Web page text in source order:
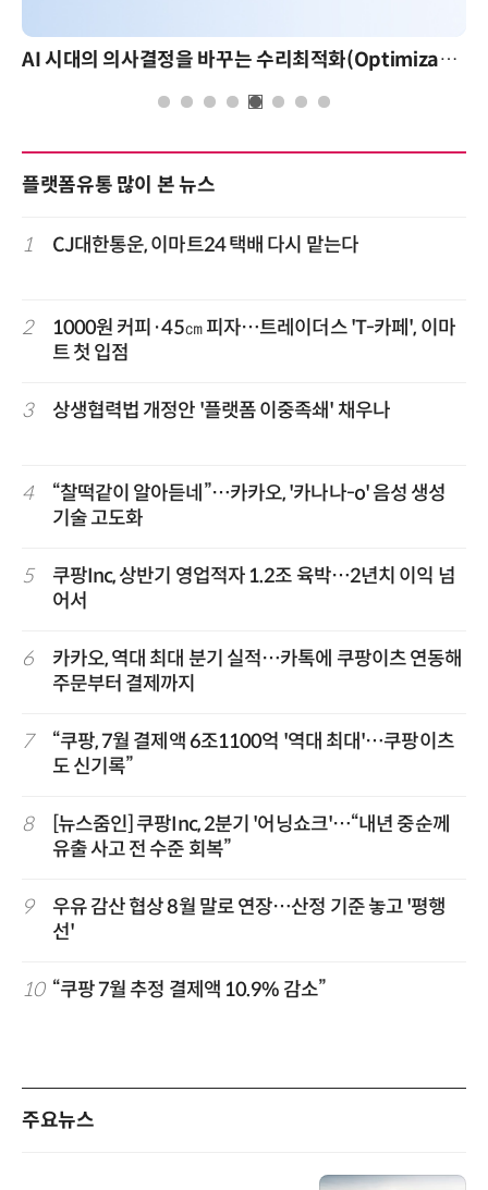
AI 시대의 의사결정을 바꾸는 수리최적화(Optimization): 실제 산업 적용 사례와 활용 전략
플랫폼유통 많이 본 뉴스
1 CJ대한통운, 이마트24 택배 다시 맡는다
2
1000원 커피·45㎝ 피자…트레이더스 'T-카페', 이마
트 첫 입점
3 상생협력법 개정안 '플랫폼 이중족쇄' 채우나
4
“찰떡같이 알아듣네”…카카오, '카나나-o' 음성 생성
기술 고도화
5
쿠팡Inc, 상반기 영업적자 1.2조 육박…2년치 이익 넘
어서
6
카카오, 역대 최대 분기 실적…카톡에 쿠팡이츠 연동해
주문부터 결제까지
7
“쿠팡, 7월 결제액 6조1100억 '역대 최대'…쿠팡이츠
도 신기록”
8
[뉴스줌인] 쿠팡Inc, 2분기 '어닝쇼크'…“내년 중순께
유출 사고 전 수준 회복”
9
우유 감산 협상 8월 말로 연장…산정 기준 놓고 '평행
선'
10 “쿠팡 7월 추정 결제액 10.9% 감소”
주요뉴스